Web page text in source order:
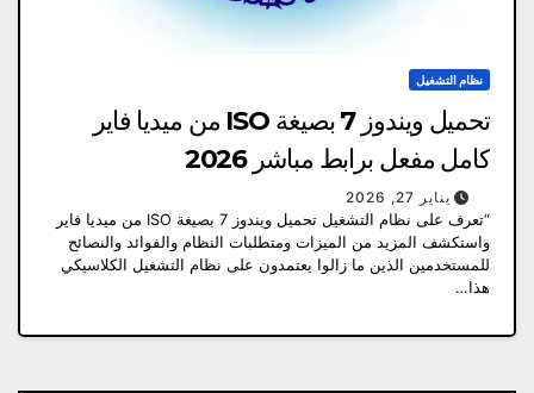
نظام التشغيل
تحميل ويندوز 7 بصيغة ISO من ميديا فاير
كامل مفعل برابط مباشر 2026
يناير 27, 2026
“تعرف على نظام التشغيل تحميل ويندوز 7 بصيغة ISO من ميديا فاير
واستكشف المزيد من الميزات ومتطلبات النظام والفوائد والنصائح
للمستخدمين الذين ما زالوا يعتمدون على نظام التشغيل الكلاسيكي
هذا…